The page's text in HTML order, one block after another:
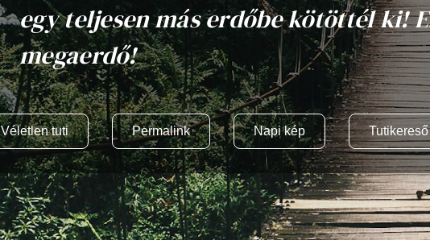
egy teljesen más erdőbe kötöttél ki!
megaerdő!
Véletlen tuti Permalink Napi kép Tutikereső